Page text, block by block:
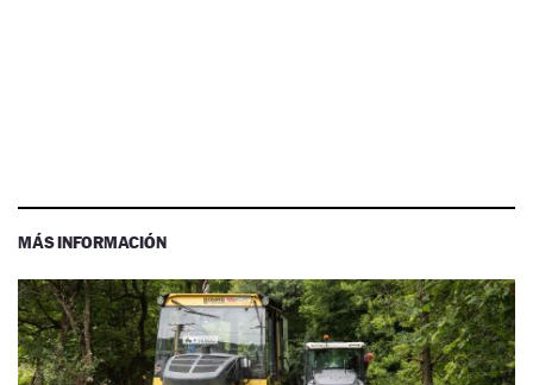
MÁS INFORMACIÓN